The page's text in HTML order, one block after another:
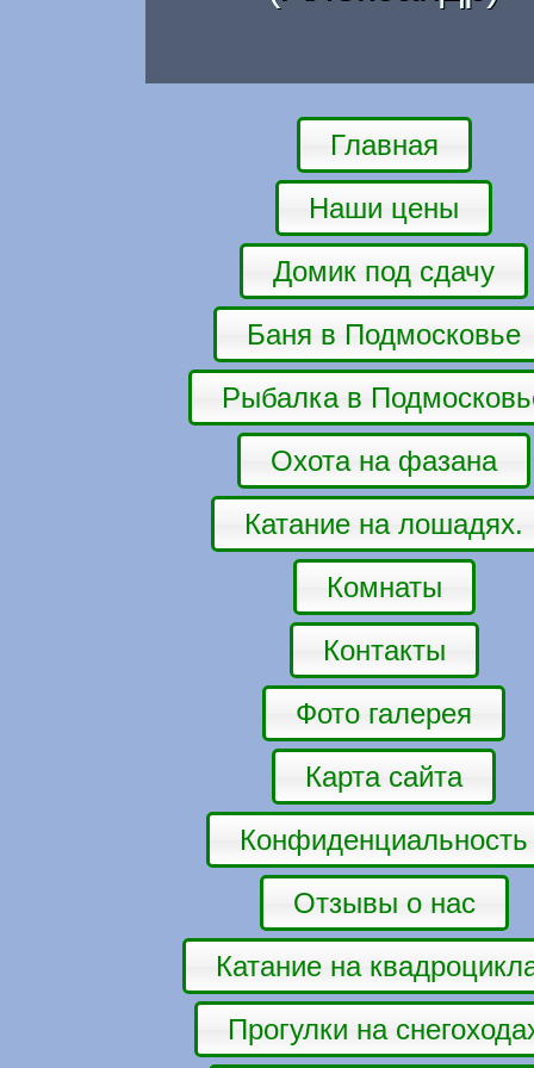
Главная
Наши цены
Домик под сдачу
Баня в Подмосковье
Рыбалка в
Охота на фазана
Катание на лошадях.
Комнаты
Контакты
Фото галерея
Карта сайта
Конфиденциальность
Отзывы о нас
Катание на
Прогулки на